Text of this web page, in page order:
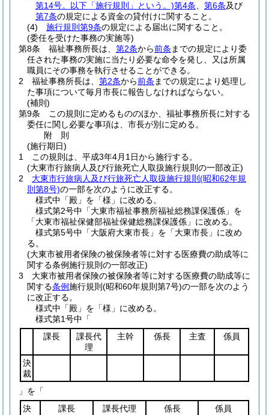
第14号。以下「施行規則」という。)第4条 第6条及び
第7条の規定による資金の貸付けに関すること。
(4)
施行規則第9条の規定による届出に関すること。
(委任を受けた事務の実施等)
第8条
福祉事務所長は、 第2条から前条 までの規定により委
任された事務の実施に当たり必要な命令を発し、又は所属
職員にその事務を執行させることができる。
2
福祉事務所長は、 第2条から前条 までの規定により処理し
た事項について毎月市長に報告しなければならない。
(補則)
第9条
この規則に定めるもののほか、福祉事務所長に対する
委任に関し必要な事項は、市長が別に定める。
附 則
(施行期日)
1
この規則は、平成3年4月1日から施行する。
(大東市行旅病人及び行旅死亡人取扱施行規則の一部改正)
2
大東市行旅病人及び行旅死亡人取扱施行規則 (昭和62年規
則第8号)の一部を次のように改正する。
様式中「殿」を「様」に改める。
様式第2号中「大東市福祉事務所福祉総務課保護係」を
「大東市福祉保健部福祉保健総務課保護係」に改める。
様式第5号中「大阪府大東市長」を「大東市長」に改め
る。
(大東市被用者保険の被保険者等に対する医療費の助成等に
関する条例施行規則の一部改正)
3
大東市被用者保険の被保険者等に対する医療費の助成等に
関する条例施行規則 (昭和60年規則第7号)の一部を次のよう
に改正する。
様式中「殿」を「様」に改める。
様式第1号中「
課長
課長代
理
主幹 係長 主査 係員
決
裁
」を「
決
課長 課長代理 係長 係員